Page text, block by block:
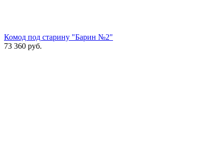
Комод под старину "Барин №2"
73 360 руб.